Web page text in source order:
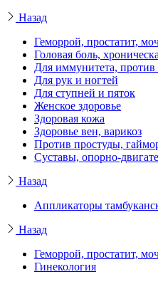
Назад
Геморрой, простатит,
Головая боль,
Для иммунитета, против
Для рук и ногтей
Для ступней и пяток
Женское здоровье
Здоровая кожа
Здоровье вен, варикоз
Против простуды,
Суставы, опорно-
Назад
Аппликаторы
Назад
Геморрой, простатит,
Гинекология